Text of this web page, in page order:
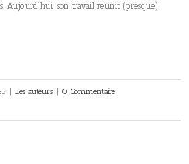
Aujourd’hui son travail réunit (presque)
Les auteurs
0 Commentaire